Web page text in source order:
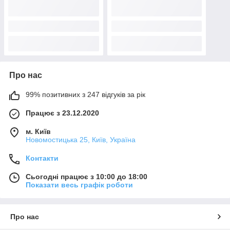
Про нас
99% позитивних з 247 відгуків за рік
Працює з 23.12.2020
м. Київ
Новомостицька 25, Київ, Україна
Контакти
Сьогодні працює з 10:00 до 18:00
Показати весь графік роботи
Про нас